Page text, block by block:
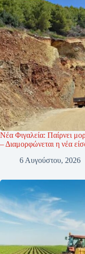
Νέα Φιγαλεία: Παίρνει
– Διαμορφώνεται η νέα
6 Αυγούστου, 2026